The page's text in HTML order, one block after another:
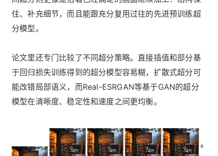
住、补充细节，而且能跟充分复用过往的先进预训练超
分模型。
论文里还专门比较了不同超分策略。直接插值和部分基
于回归损失训练得到的超分模型容易糊，扩散式超分可
能改错局部语义，而Real-ESRGAN等基于GAN的超分
模型在清晰度、稳定性和速度之间更均衡。